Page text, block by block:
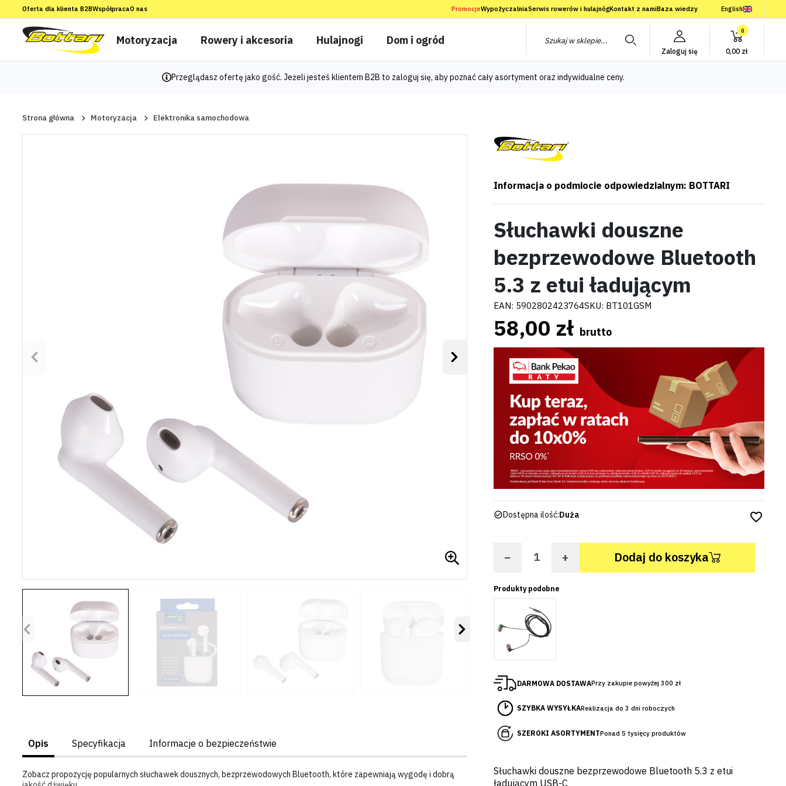
Oferta dla klienta B2BWspółpracaO nas WypożyczalniaSerwis rowerów i hulajnóg
Promocje Kontakt z namiBaza wiedzy English
Motoryzacja Rowery i akcesoria Hulajnogi Dom i ogród
Zaloguj się
0
0,00 zł
Przeglądasz ofertę jako gość. Jeżeli jesteś klientem B2B to zaloguj się, aby poznać cały asortyment oraz indywidualne ceny.
Strona główna Motoryzacja Elektronika samochodowa
Poprzedni Następny
Poprzedni Następny
Opis Specyfikacja Informacje o bezpieczeństwie
Zobacz propozycję popularnych słuchawek dousznych, bezprzewodowych Bluetooth, które zapewniają wygodę i dobrą
Informacja o podmiocie odpowiedzialnym: BOTTARI
Słuchawki douszne
bezprzewodowe Bluetooth
5.3 z etui ładującym
EAN: 5902802423764SKU: BT101GSM
58,00 zł brutto
Dostępna ilość:Duża favorite_border
− + Dodaj do koszyka
Produkty podobne
DARMOWA DOSTAWAPrzy zakupie powyżej 300 zł
SZYBKA WYSYŁKARealizacja do 3 dni roboczych
SZEROKI ASORTYMENTPonad 5 tysięcy produktów
Słuchawki douszne bezprzewodowe Bluetooth 5.3 z etui
ładującym USB-C